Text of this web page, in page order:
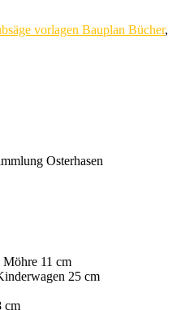
vorlagen Bauplan Bücher,
Osterhasen
11 cm
25 cm
cm